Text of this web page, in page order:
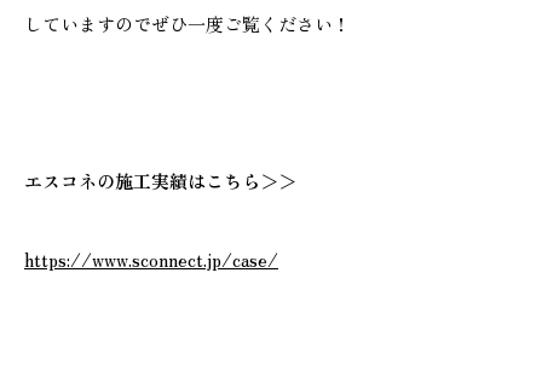
していますのでぜひ一度ご覧ください！
エスコネの施工実績はこちら＞＞
https://www.sconnect.jp/case/